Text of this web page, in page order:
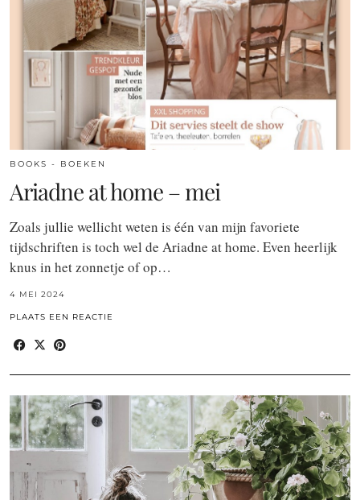
BOOKS - BOEKEN
Ariadne at home – mei
Zoals jullie wellicht weten is één van mijn favoriete
tijdschriften is toch wel de Ariadne at home. Even heerlijk
knus in het zonnetje of op…
4 MEI 2024
PLAATS EEN REACTIE